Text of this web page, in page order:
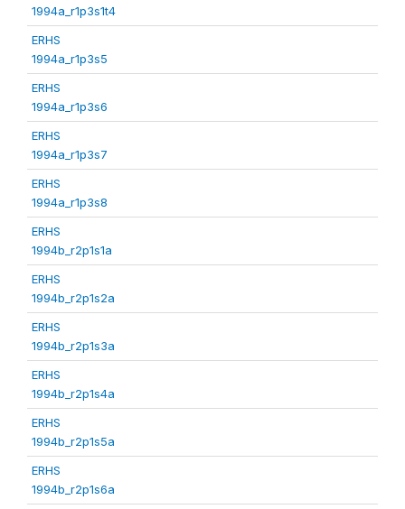
1994a_r1p3s1t4
ERHS
1994a_r1p3s5
ERHS
1994a_r1p3s6
ERHS
1994a_r1p3s7
ERHS
1994a_r1p3s8
ERHS
1994b_r2p1s1a
ERHS
1994b_r2p1s2a
ERHS
1994b_r2p1s3a
ERHS
1994b_r2p1s4a
ERHS
1994b_r2p1s5a
ERHS
1994b_r2p1s6a